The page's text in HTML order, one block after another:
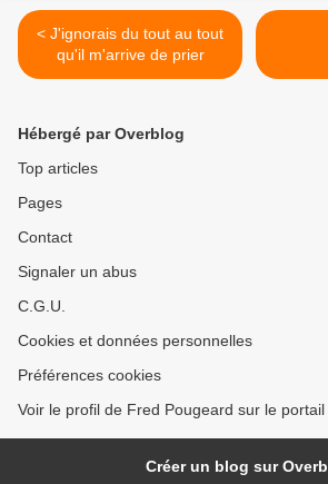
< J'ignorais du tout au tout
qu'il m'arrive de prier
Hébergé par Overblog
Top articles
Pages
Contact
Signaler un abus
C.G.U.
Cookies et données personnelles
Préférences cookies
Voir le profil de Fred Pougeard sur le
Créer un blog sur